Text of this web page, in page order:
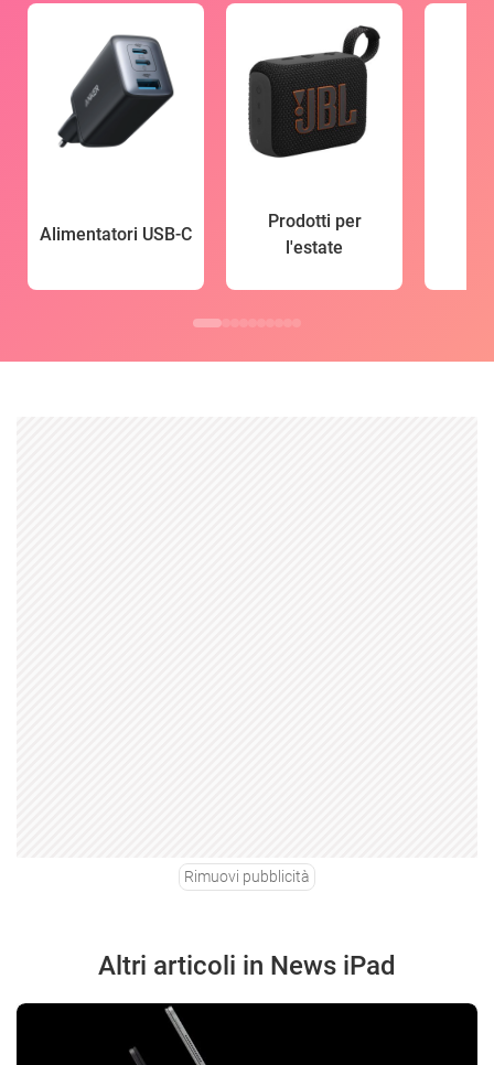
Alimentatori USB-C
Prodotti per
l'estate
Rimuovi pubblicità
Altri articoli in News iPad